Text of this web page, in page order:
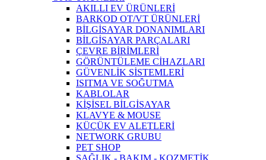
AKILLI EV ÜRÜNLERİ
BARKOD OT/VT ÜRÜNLERİ
BİLGİSAYAR DONANIMLARI
BİLGİSAYAR PARÇALARI
ÇEVRE BİRİMLERİ
GÖRÜNTÜLEME CİHAZLARI
GÜVENLİK SİSTEMLERİ
ISITMA VE SOĞUTMA
KABLOLAR
KİŞİSEL BİLGİSAYAR
KLAVYE & MOUSE
KÜÇÜK EV ALETLERİ
NETWORK GRUBU
PET SHOP